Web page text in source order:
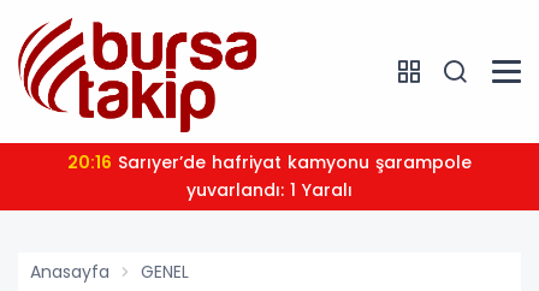
20:16
yuvarlandı: 1 Yaralı
Anasayfa GENEL